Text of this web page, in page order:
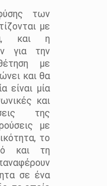
των
με
και η
για την
με
και θα
είναι μία
και
της
με
το
και τη
σε ένα